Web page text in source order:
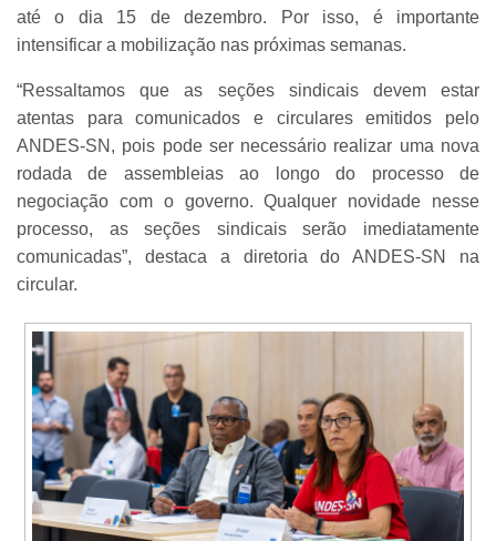
até o dia 15 de dezembro. Por isso, é importante
intensificar a mobilização nas próximas semanas.
“Ressaltamos que as seções sindicais devem estar
atentas para comunicados e circulares emitidos pelo
ANDES-SN, pois pode ser necessário realizar uma nova
rodada de assembleias ao longo do processo de
negociação com o governo. Qualquer novidade nesse
processo, as seções sindicais serão imediatamente
comunicadas”, destaca a diretoria do ANDES-SN na
circular.